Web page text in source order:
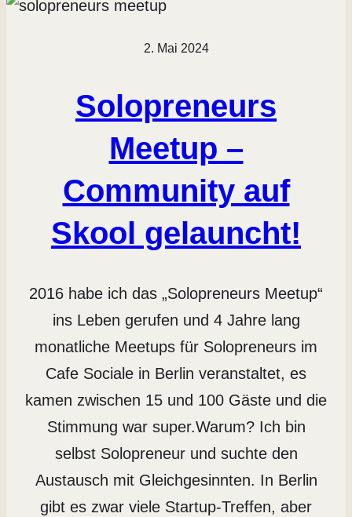
2. Mai 2024
Solopreneurs
Meetup –
Community auf
Skool gelauncht!
2016 habe ich das „Solopreneurs Meetup“
ins Leben gerufen und 4 Jahre lang
monatliche Meetups für Solopreneurs im
Cafe Sociale in Berlin veranstaltet, es
kamen zwischen 15 und 100 Gäste und die
Stimmung war super.Warum? Ich bin
selbst Solopreneur und suchte den
Austausch mit Gleichgesinnten. In Berlin
gibt es zwar viele Startup-Treffen, aber